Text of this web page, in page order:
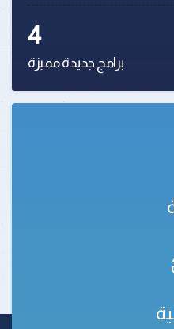
4
برامج جديدة مميزة